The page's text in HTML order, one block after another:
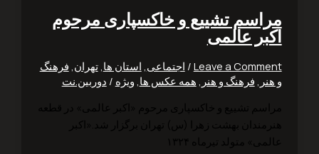
تشییع و خاکسپاری مرحوم
عالمی
Leave a
/اجتماعی , استان ها,تهران,فرهنگ
فرهنگ و هنر, همه عکس ها,ویژه/دوربین.نت